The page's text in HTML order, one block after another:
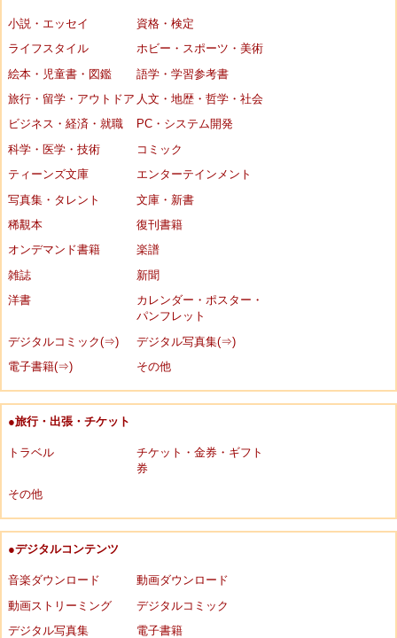
小説・エッセイ
資格・検定
ライフスタイル
ホビー・スポーツ・美術
絵本・児童書・図鑑
語学・学習参考書
旅行・留学・アウトドア 人文・地歴・哲学・社会
ビジネス・経済・就職
PC・システム開発
科学・医学・技術
コミック
ティーンズ文庫
エンターテインメント
写真集・タレント
文庫・新書
稀覯本
復刊書籍
オンデマンド書籍
楽譜
雑誌
新聞
洋書
カレンダー・ポスター・
パンフレット
デジタルコミック(⇒)
デジタル写真集(⇒)
電子書籍(⇒)
その他
●旅行・出張・チケット
トラベル
チケット・金券・ギフト
券
その他
●デジタルコンテンツ
音楽ダウンロード
動画ダウンロード
動画ストリーミング
デジタルコミック
デジタル写真集
電子書籍